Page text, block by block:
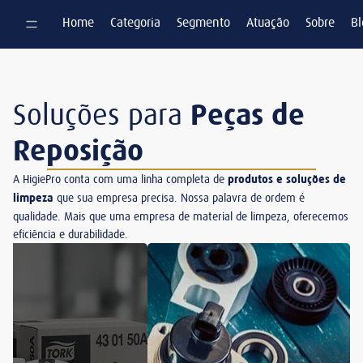
Home Categoria Segmento Atuação Sobre
Soluções para Peças de
Reposição
A HigiePro conta com uma linha completa de produtos e soluções de
limpeza que sua empresa precisa. Nossa palavra de ordem é
qualidade. Mais que uma empresa de material de limpeza, oferecemos
eficiência e durabilidade.